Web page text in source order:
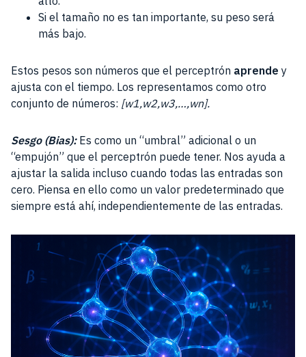
Si el tamaño no es tan importante, su peso será
más bajo.
Estos pesos son números que el perceptrón aprende y
ajusta con el tiempo. Los representamos como otro
conjunto de números: [w1​,w2​,w3​,…,wn​].
Sesgo (Bias): Es como un “umbral” adicional o un
“empujón” que el perceptrón puede tener. Nos ayuda a
ajustar la salida incluso cuando todas las entradas son
cero. Piensa en ello como un valor predeterminado que
siempre está ahí, independientemente de las entradas.